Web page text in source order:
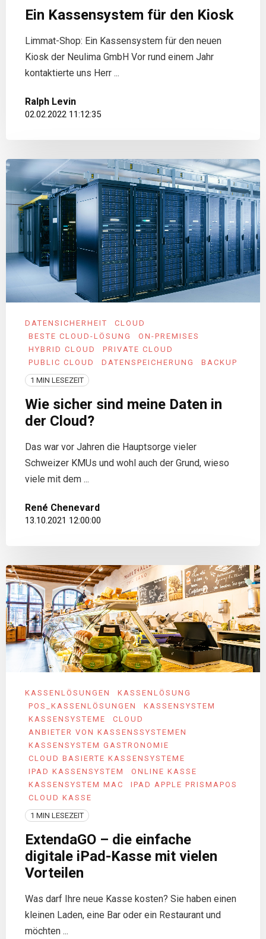
Ein Kassensystem für den Kiosk
Limmat-Shop: Ein Kassensystem für den neuen
Kiosk der Neulima GmbH Vor rund einem Jahr
kontaktierte uns Herr ...
Ralph Levin
02.02.2022 11:12:35
DATENSICHERHEIT
CLOUD
BESTE CLOUD-LÖSUNG
ON-PREMISES
HYBRID CLOUD
PRIVATE CLOUD
PUBLIC CLOUD
DATENSPEICHERUNG
BACKUP
1 MIN LESEZEIT
Wie sicher sind meine Daten in
der Cloud?
Das war vor Jahren die Hauptsorge vieler
Schweizer KMUs und wohl auch der Grund, wieso
viele mit dem ...
René Chenevard
13.10.2021 12:00:00
KASSENLÖSUNGEN
KASSENLÖSUNG
POS_KASSENLÖSUNGEN
KASSENSYSTEM
KASSENSYSTEME
CLOUD
ANBIETER VON KASSENSSYSTEMEN
KASSENSYSTEM GASTRONOMIE
CLOUD BASIERTE KASSENSYSTEME
IPAD KASSENSYSTEM
ONLINE KASSE
KASSENSYSTEM MAC
IPAD APPLE PRISMAPOS
CLOUD KASSE
1 MIN LESEZEIT
ExtendaGO – die einfache
digitale iPad-Kasse mit vielen
Vorteilen
Was darf Ihre neue Kasse kosten? Sie haben einen
kleinen Laden, eine Bar oder ein Restaurant und
möchten ...